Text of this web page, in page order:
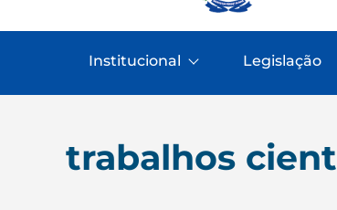
Institucional Legislação
trabalhos